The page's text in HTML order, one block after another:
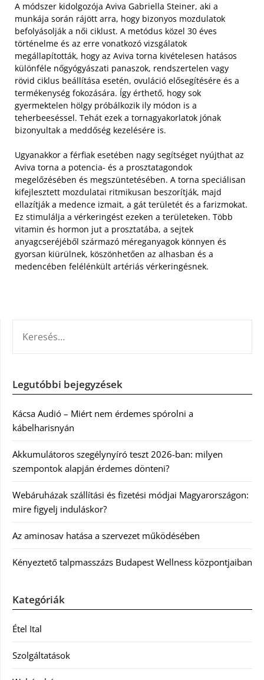
A módszer kidolgozója Aviva Gabriella Steiner, aki a
munkája során rájött arra, hogy bizonyos mozdulatok
befolyásolják a női ciklust. A metódus közel 30 éves
történelme és az erre vonatkozó vizsgálatok
megállapították, hogy az Aviva torna kivételesen hatásos
különféle nőgyógyászati panaszok, rendszertelen vagy
rövid ciklus beállítása esetén, ovuláció elősegítésére és a
termékenység fokozására. Így érthető, hogy sok
gyermektelen hölgy próbálkozik ily módon is a
teherbeeséssel. Tehát ezek a tornagyakorlatok jónak
bizonyultak a meddőség kezelésére is.
Ugyanakkor a férfiak esetében nagy segítséget nyújthat az
Aviva torna a potencia- és a prosztatagondok
megelőzésében és megszüntetésében. A torna speciálisan
kifejlesztett mozdulatai ritmikusan beszorítják, majd
ellazítják a medence izmait, a gát területét és a farizmokat.
Ez stimulálja a vérkeringést ezeken a területeken. Több
vitamin és hormon jut a prosztatába, a sejtek
anyagcseréjéből származó méreganyagok könnyen és
gyorsan kiürülnek, köszönhetően az alhasban és a
medencében felélénkült artériás vérkeringésnek.
Legutóbbi bejegyzések
Kácsa Audió – Miért nem érdemes spórolni a
kábelharisnyán
Akkumulátoros szegélynyíró teszt 2026-ban: milyen
szempontok alapján érdemes dönteni?
Webáruházak szállítási és fizetési módjai Magyarországon:
mire figyelj induláskor?
Az aminosav hatása a szervezet működésében
Kényeztető talpmasszázs Budapest Wellness központjaiban
Kategóriák
Étel Ital
Szolgáltatások